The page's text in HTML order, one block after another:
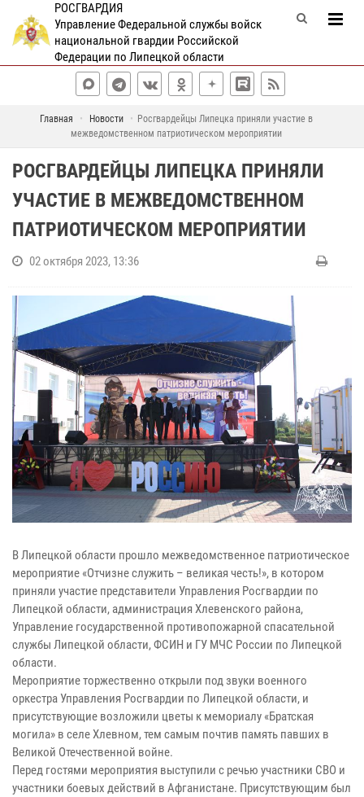
РОСГВАРДИЯ
Управление Федеральной службы войск
национальной гвардии Российской
Федерации по Липецкой области
Главная Новости
Росгвардейцы Липецка приняли участие в
межведомственном патриотическом мероприятии
РОСГВАРДЕЙЦЫ ЛИПЕЦКА ПРИНЯЛИ
УЧАСТИЕ В МЕЖВЕДОМСТВЕННОМ
ПАТРИОТИЧЕСКОМ МЕРОПРИЯТИИ
02 октября 2023, 13:36
В Липецкой области прошло межведомственное патриотическое
мероприятие «Отчизне служить – великая честь!», в котором
приняли участие представители Управления Росгвардии по
Липецкой области, администрация Хлевенского района,
Управление государственной противопожарной спасательной
службы Липецкой области, ФСИН и ГУ МЧС России по Липецкой
области.
Мероприятие торжественно открыли под звуки военного
оркестра Управления Росгвардии по Липецкой области, и
присутствующие возложили цветы к мемориалу «Братская
могила» в селе Хлевном, тем самым почтив память павших в
Великой Отечественной войне.
Перед гостями мероприятия выступили с речью участники СВО и
участники боевых действий в Афганистане. Присутствующим был